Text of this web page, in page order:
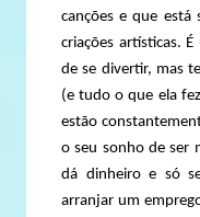
canções e que está
criações artísticas.
de se divertir, mas
(e tudo o que ela
estão
o seu sonho de ser
dá dinheiro e só
arranjar um